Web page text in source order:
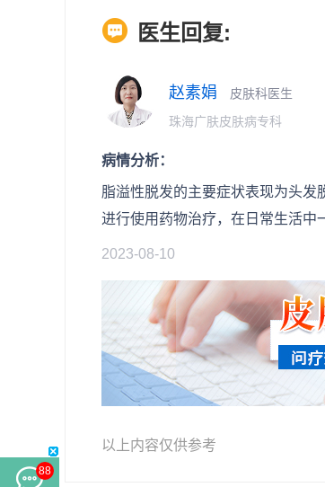
医生回复:
赵素娟
皮肤科医生
珠海广肤皮肤病专科
病情分析：
脂溢性脱发的主要症状表现为头
进行使用药物治疗，在日常生活中
2023-08-10
以上内容仅供参考
88